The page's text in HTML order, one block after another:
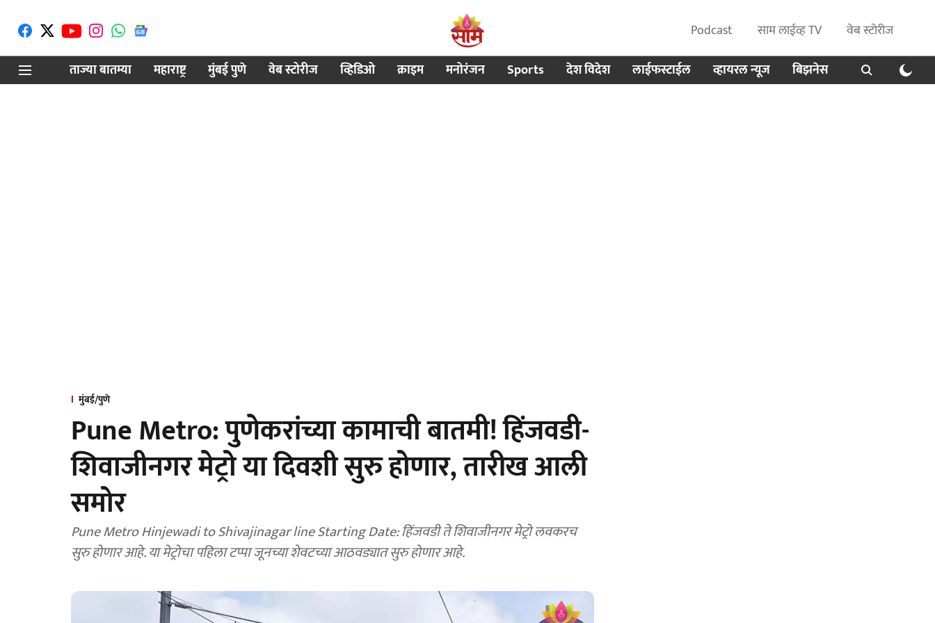
Podcast साम लाईव्ह TV
वेब स्टोरीज
ताज्या बातम्या
महाराष्ट्र मुंबई पुणे वेब स्टोरीज व्हिडिओ क्राइम मनोरंजन Sports देश विदेश लाईफस्टाईल व्हायरल न्यूज बिझनेस
मुंबई/पुणे
Pune Metro: पुणेकरांच्या कामाची बातमी! हिंजवडी-
शिवाजीनगर मेट्रो या दिवशी सुरु होणार, तारीख आली
समोर
Pune Metro Hinjewadi to Shivajinagar line Starting Date: हिंजवडी ते शिवाजीनगर मेट्रो लवकरच
सुरु होणार आहे. या मेट्रोचा पहिला टप्पा जूनच्या शेवटच्या आठवड्यात सुरु होणार आहे.